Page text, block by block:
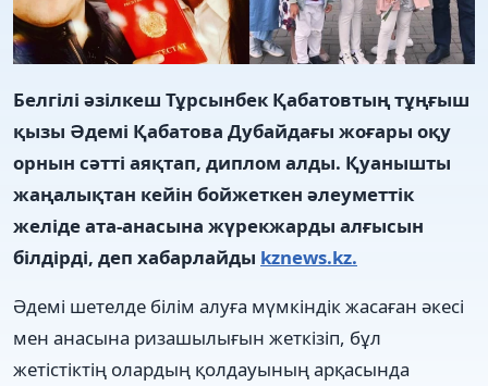
Белгілі әзілкеш Тұрсынбек Қабатовтың тұңғыш
қызы Әдемі Қабатова Дубайдағы жоғары оқу
орнын сәтті аяқтап, диплом алды. Қуанышты
жаңалықтан кейін бойжеткен әлеуметтік
желіде ата-анасына жүрекжарды алғысын
білдірді, деп хабарлайды kznews.kz.
Әдемі шетелде білім алуға мүмкіндік жасаған әкесі
мен анасына ризашылығын жеткізіп, бұл
жетістіктің олардың қолдауының арқасында